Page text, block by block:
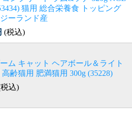
猫用 総合栄養食 トッピング
ーランド産
(税込)
ム キャット ヘアボール＆ライト
高齢猫用 肥満猫用 300g (35228)
込)